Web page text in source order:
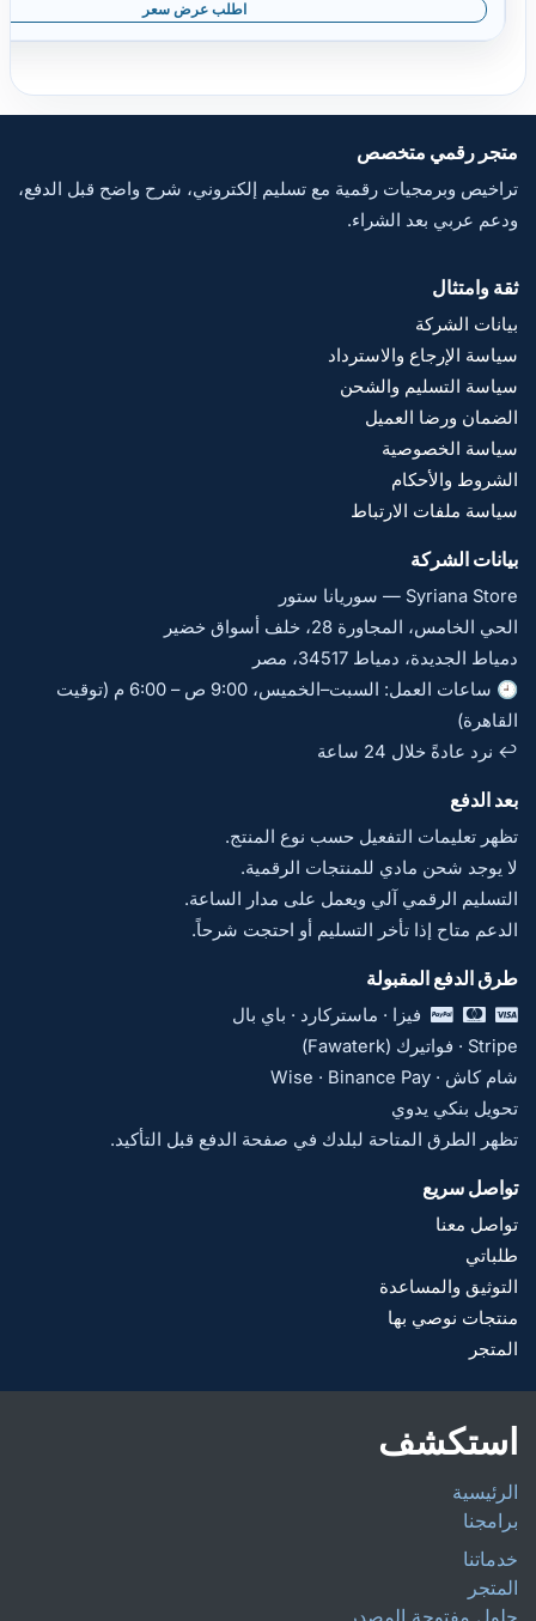
اطلب عرض سعر
متجر رقمي متخصص
تراخيص وبرمجيات رقمية مع تسليم إلكتروني، شرح واضح قبل الدفع،
ودعم عربي بعد الشراء.
ثقة وامتثال
بيانات الشركة
سياسة الإرجاع والاسترداد
سياسة التسليم والشحن
الضمان ورضا العميل
سياسة الخصوصية
الشروط والأحكام
سياسة ملفات الارتباط
بيانات الشركة
Syriana Store — سوريانا ستور
الحي الخامس، المجاورة 28، خلف أسواق خضير
دمياط الجديدة، دمياط 34517، مصر
🕘 ساعات العمل: السبت–الخميس، 9:00 ص – 6:00 م (توقيت
القاهرة)
↩️ نرد عادةً خلال 24 ساعة
بعد الدفع
تظهر تعليمات التفعيل حسب نوع المنتج.
لا يوجد شحن مادي للمنتجات الرقمية.
التسليم الرقمي آلي ويعمل على مدار الساعة.
الدعم متاح إذا تأخر التسليم أو احتجت شرحاً.
طرق الدفع المقبولة
فيزا · ماستركارد · باي بال
Stripe · فواتيرك (Fawaterk)
شام كاش · Wise · Binance Pay
تحويل بنكي يدوي
تظهر الطرق المتاحة لبلدك في صفحة الدفع قبل التأكيد.
تواصل سريع
تواصل معنا
طلباتي
التوثيق والمساعدة
منتجات نوصي بها
المتجر
استكشف
الرئيسية
برامجنا
خدماتنا
المتجر
حلول مفتوحة المصدر